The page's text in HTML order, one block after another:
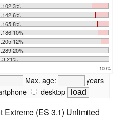
3%
6%
8%
10%
12%
20%
21%
100%
Max. age:
years
desktop
Extreme (ES 3.1) Unlimited